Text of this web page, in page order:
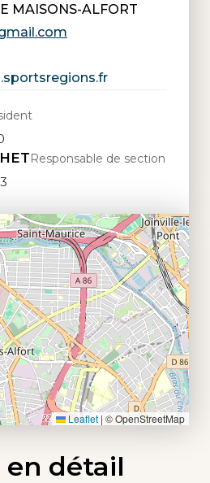
MAISONS-ALFORT
Responsable de section
Leaflet | © OpenStreetMap
en détail